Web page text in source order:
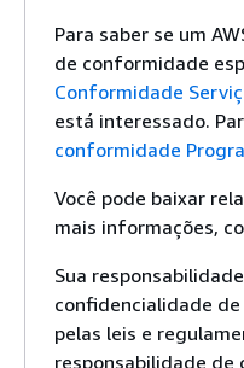
Para saber se um
de conformidade
Conformidade
está interessado.
conformidade
Você pode baixar
mais informações,
Sua
confidencialidade
pelas leis e
responsabilidade de